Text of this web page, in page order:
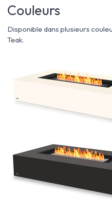
Couleurs
Disponible dans plusieurs
Teak.